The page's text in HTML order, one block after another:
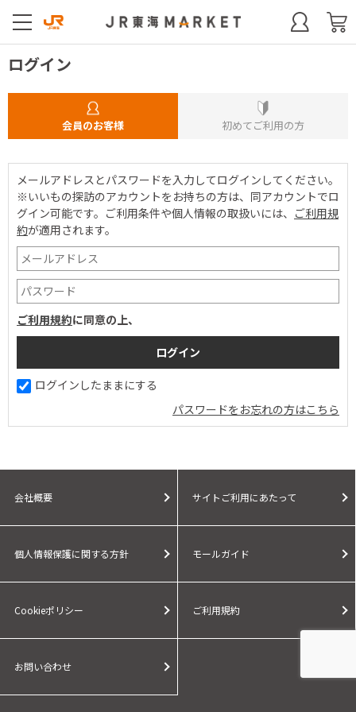
ログイン
会員のお客様 初めてご利用の方
メールアドレスとパスワードを入力してログインしてください。
※いいもの探訪のアカウントをお持ちの方は、同アカウントでロ
グイン可能です。 ご利用条件や個人情報の取扱いには、 ご利用規
約が適用されます。
ご利用規約に同意の上、
ログインしたままにする
パスワードをお忘れの方はこちら
会社概要 サイトご利用にあたって
個人情報保護に関する方針 モールガイド
Cookieポリシー ご利用規約
お問い合わせ